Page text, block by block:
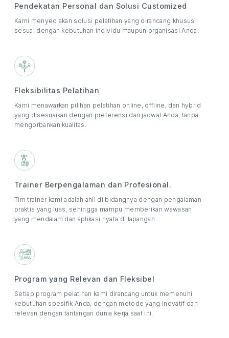
Pendekatan Personal dan Solusi Customized
Kami menyediakan solusi pelatihan yang dirancang khusus
sesuai dengan kebutuhan individu maupun organisasi Anda.
Fleksibilitas Pelatihan
Kami menawarkan pilihan pelatihan online, offline, dan hybrid
yang disesuaikan dengan preferensi dan jadwal Anda, tanpa
mengorbankan kualitas.
Trainer Berpengalaman dan Profesional.
Tim trainer kami adalah ahli di bidangnya dengan pengalaman
praktis yang luas, sehingga mampu memberikan wawasan
yang mendalam dan aplikasi nyata di lapangan.
Program yang Relevan dan Fleksibel
Setiap program pelatihan kami dirancang untuk memenuhi
kebutuhan spesifik Anda, dengan metode yang inovatif dan
relevan dengan tantangan dunia kerja saat ini.